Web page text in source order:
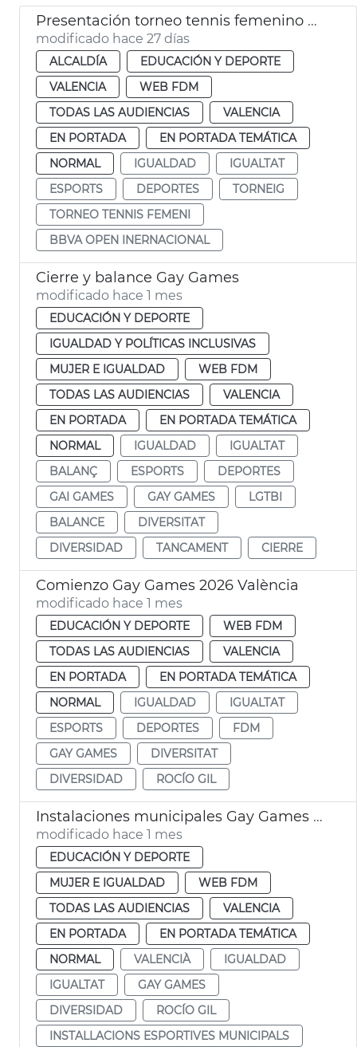
Presentación torneo tennis femenino BBVA Open Internacional
modificado hace 27 días
ALCALDÍA
EDUCACIÓN Y DEPORTE
VALENCIA
WEB FDM
TODAS LAS AUDIENCIAS
VALENCIA
EN PORTADA
EN PORTADA TEMÁTICA
NORMAL
IGUALDAD
IGUALTAT
ESPORTS
DEPORTES
TORNEIG
TORNEO TENNIS FEMENI
BBVA OPEN INERNACIONAL
Cierre y balance Gay Games
modificado hace 1 mes
EDUCACIÓN Y DEPORTE
IGUALDAD Y POLÍTICAS INCLUSIVAS
MUJER E IGUALDAD
WEB FDM
TODAS LAS AUDIENCIAS
VALENCIA
EN PORTADA
EN PORTADA TEMÁTICA
NORMAL
IGUALDAD
IGUALTAT
BALANÇ
ESPORTS
DEPORTES
GAI GAMES
GAY GAMES
LGTBI
BALANCE
DIVERSITAT
DIVERSIDAD
TANCAMENT CIERRE
Comienzo Gay Games 2026 València
modificado hace 1 mes
EDUCACIÓN Y DEPORTE
WEB FDM
TODAS LAS AUDIENCIAS
VALENCIA
EN PORTADA
EN PORTADA TEMÁTICA
NORMAL
IGUALDAD
IGUALTAT
ESPORTS
DEPORTES
FDM
GAY GAMES
DIVERSITAT
DIVERSIDAD
ROCÍO GIL
Instalaciones municipales Gay Games Ayuntamiento València
modificado hace 1 mes
EDUCACIÓN Y DEPORTE
MUJER E IGUALDAD
WEB FDM
TODAS LAS AUDIENCIAS
VALENCIA
EN PORTADA
EN PORTADA TEMÁTICA
NORMAL
VALENCIÀ
IGUALDAD
IGUALTAT
GAY GAMES
DIVERSIDAD
ROCÍO GIL
INSTALLACIONS ESPORTIVES MUNICIPALS